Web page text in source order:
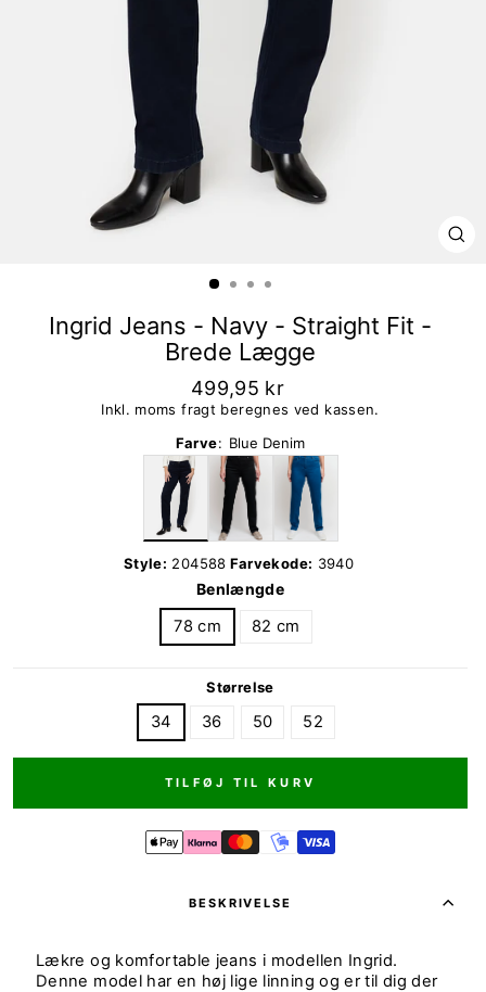
Ingrid Jeans - Navy - Straight Fit -
Brede Lægge
499,95 kr
Inkl. moms fragt beregnes ved kassen.
Farve: Blue Denim
Style: 204588 Farvekode: 3940
Benlængde
78 cm 82 cm
Størrelse
34 36 50 52
TILFØJ TIL KURV
BESKRIVELSE
Lækre og komfortable jeans i modellen Ingrid.
Denne model har en høj lige linning og er til dig der